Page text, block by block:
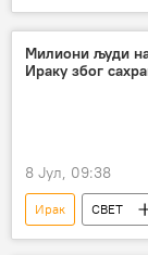
милитанти
Милиони људи
Ираку због
8 Јул, 09:38
Ирак СВЕТ